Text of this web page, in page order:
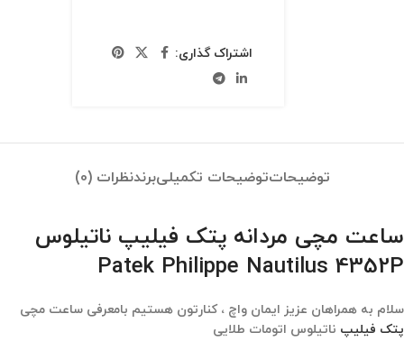
اشتراک گذاری:
توضیحاتتوضیحات تکمیلیبرندنظرات (0)
ساعت مچی مردانه پتک فیلیپ ناتیلوس
Patek Philippe Nautilus 4352P
سلام به همراهان عزیز ایمان واچ ، کنارتون هستیم بامعرفی ساعت مچی
پتک فیلیپ ناتیلوس اتومات طلایی